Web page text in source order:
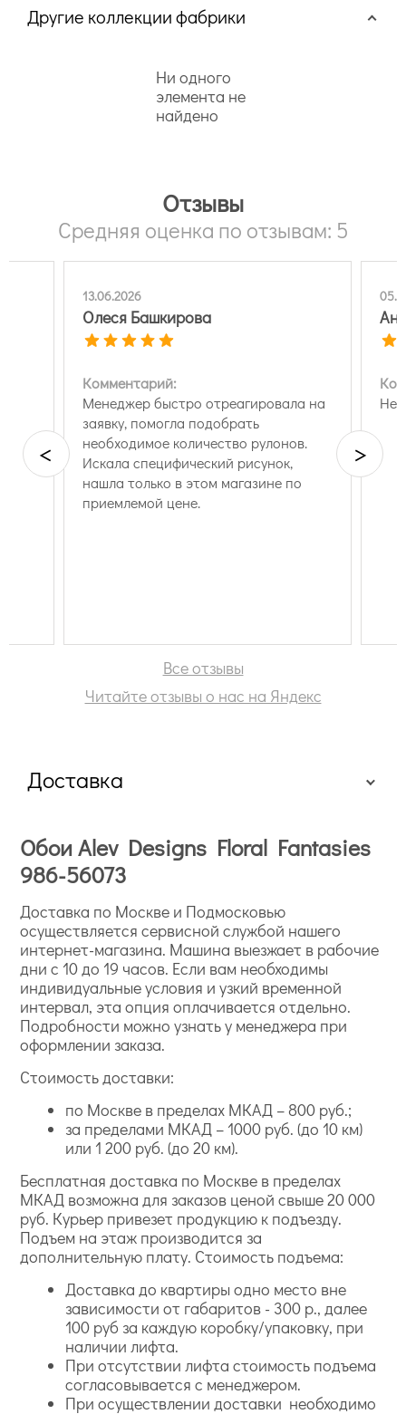
Другие коллекции фабрики
Ни одного
элемента не
найдено
Отзывы
Средняя оценка по отзывам: 5
13.06.2026
Олеся Башкирова
Комментарий:
Менеджер быстро отреагировала на
заявку, помогла подобрать
необходимое количество рулонов.
Искала специфический рисунок,
нашла только в этом магазине по
приемлемой цене.
Нет
< >
Все отзывы
Читайте отзывы о нас на Яндекс
Доставка
Обои Alev Designs Floral Fantasies
986-56073
Доставка по Москве и Подмосковью
осуществляется сервисной службой нашего
интернет-магазина. Машина выезжает в рабочие
дни с 10 до 19 часов. Если вам необходимы
индивидуальные условия и узкий временной
интервал, эта опция оплачивается отдельно.
Подробности можно узнать у менеджера при
оформлении заказа.
Стоимость доставки:
по Москве в пределах МКАД – 800 руб.;
за пределами МКАД – 1000 руб. (до 10 км)
или 1 200 руб. (до 20 км).
Бесплатная доставка по Москве в пределах
МКАД возможна для заказов ценой свыше 20 000
руб. Курьер привезет продукцию к подъезду.
Подъем на этаж производится за
дополнительную плату. Стоимость подъема:
Доставка до квартиры одно место вне
зависимости от габаритов - 300 р., далее
100 руб за каждую коробку/упаковку, при
наличии лифта.
При отсутствии лифта стоимость подъема
согласовывается с менеджером.
При осуществлении доставки необходимо